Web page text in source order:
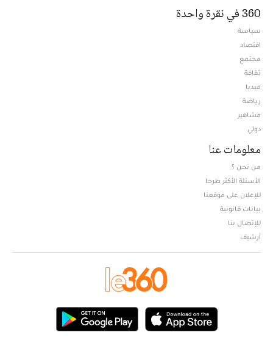
360 في نقرة واحدة
سياسة
اقتصاد
مجتمع
ثقافة
ميديا
رياضة
مشاهير
دولي
معلومات عنا
من نحن ؟
الأسئلة الأكثر طرحا
للإعلان على موقعنا
بيانات قانونية
للإتصال بنا
أرشيف